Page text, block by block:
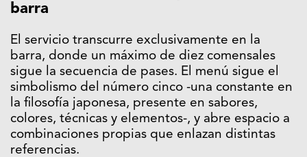
barra
El servicio transcurre exclusivamente en la
barra, donde un máximo de diez comensales
sigue la secuencia de pases. El menú sigue el
simbolismo del número cinco -una constante en
la filosofía japonesa, presente en sabores,
colores, técnicas y elementos-, y abre espacio a
combinaciones propias que enlazan distintas
referencias.